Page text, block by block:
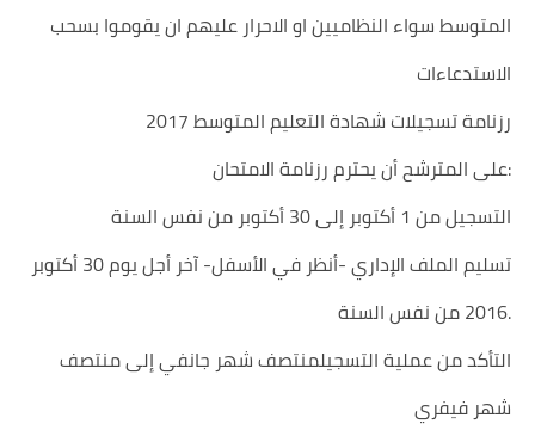
المتوسط سواء النظاميين او الاحرار عليهم ان يقوموا بسحب
الاستدعاءات
رزنامة تسجيلات شهادة التعليم المتوسط 2017
على المترشح أن يحترم رزنامة الامتحان:
التسجيل من 1 أكتوبر إلى 30 أكتوبر من نفس السنة
تسليم الملف الإداري -أنظر في الأسفل- آخر أجل يوم 30 أكتوبر
2016 من نفس السنة.
التأكد من عملية التسجيلمنتصف شهر جانفي إلى منتصف
شهر فيفري